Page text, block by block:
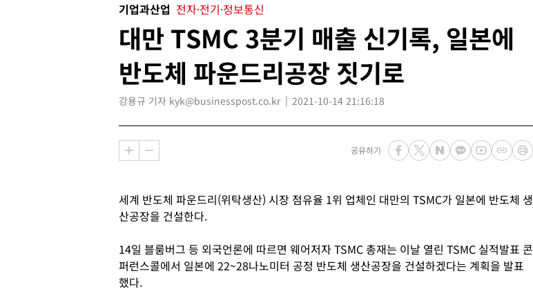
기업과산업 전자·전기·정보통신
대만 TSMC 3분기 매출 신기록, 일본에
반도체 파운드리공장 짓기로
강용규 기자 kyk@businesspost.co.kr 2021-10-14 21:16:18
공유하기
세계 반도체 파운드리(위탁생산) 시장 점유율 1위 업체인 대만의 TSMC가 일본에 반도체 생
산공장을 건설한다.
14일 블룸버그 등 외국언론에 따르면 웨어저자 TSMC 총재는 이날 열린 TSMC 실적발표 콘
퍼런스콜에서 일본에 22~28나노미터 공정 반도체 생산공장을 건설하겠다는 계획을 발표
했다.